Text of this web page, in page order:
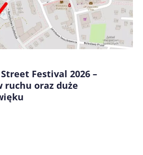
dane w tej przeglądarce podczas
komentarzy.
Festival 2026 –
oraz duże